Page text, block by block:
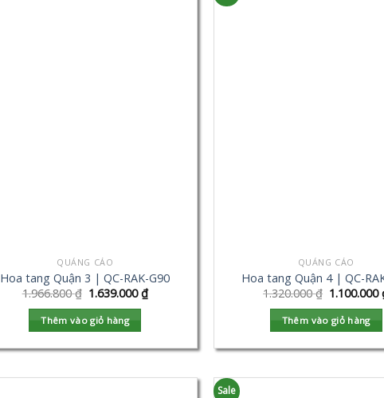
QUẢNG CÁO
Hoa tang Quận 3 | QC-RAK-G90
1.966.800₫ 1.639.000₫
Thêm vào giỏ hàng
QUẢNG CÁO
Hoa tang Quận 4 | QC-
1.320.000₫ 1.100.000
Thêm vào giỏ hàng
Sale